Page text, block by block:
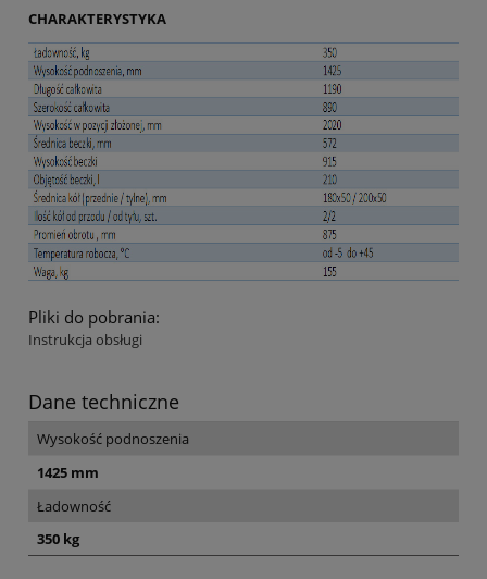
CHARAKTERYSTYKA
Pliki do pobrania:
Instrukcja obsługi
Dane techniczne
Wysokość podnoszenia
1425 mm
Ładowność
350 kg